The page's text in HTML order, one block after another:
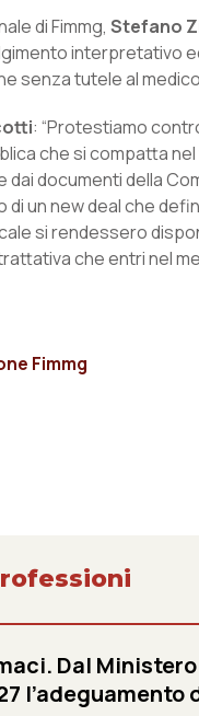
di Fimmg, Stefano
interpretativo
senza tutele al
: “Protestiamo
che si compatta
documenti della
un new deal che
si rendessero
che entri nel
Fimmg
Dal
l’adeguamento